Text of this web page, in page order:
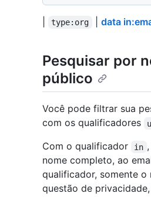
type:org data
Pesquisar por
público
Você pode filtrar sua
com os qualificadores
Com o qualificador
in
nome completo, ao
qualificador, somente o
questão de